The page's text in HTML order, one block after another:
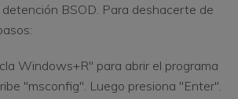
BSOD. Para deshacerte de
Windows+R" para abrir el programa
"msconfig". Luego presiona "Enter".